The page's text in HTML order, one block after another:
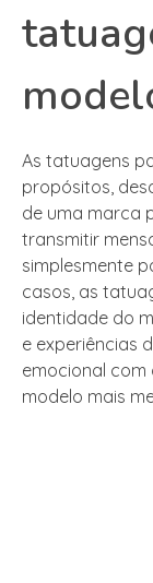
As tatuagens
propósitos,
de uma marca
transmitir
simplesmente
casos, as
identidade do
e experiências
emocional com
modelo mais